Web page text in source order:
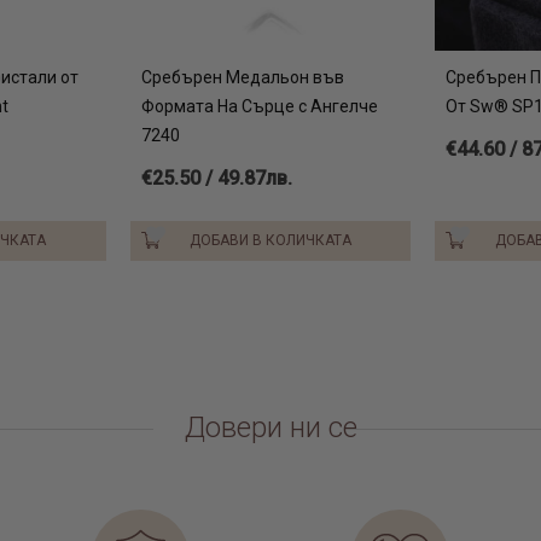
или
оригинален
класическо
14-
от
Сребърен Медальон във
Формата На Сърце с Ангелче
7240
€25.50 / 49.87лв.
ДОБАВИ В КОЛИЧКАТА
Сребърен
От Sw®
€44.60 /
Довери ни се